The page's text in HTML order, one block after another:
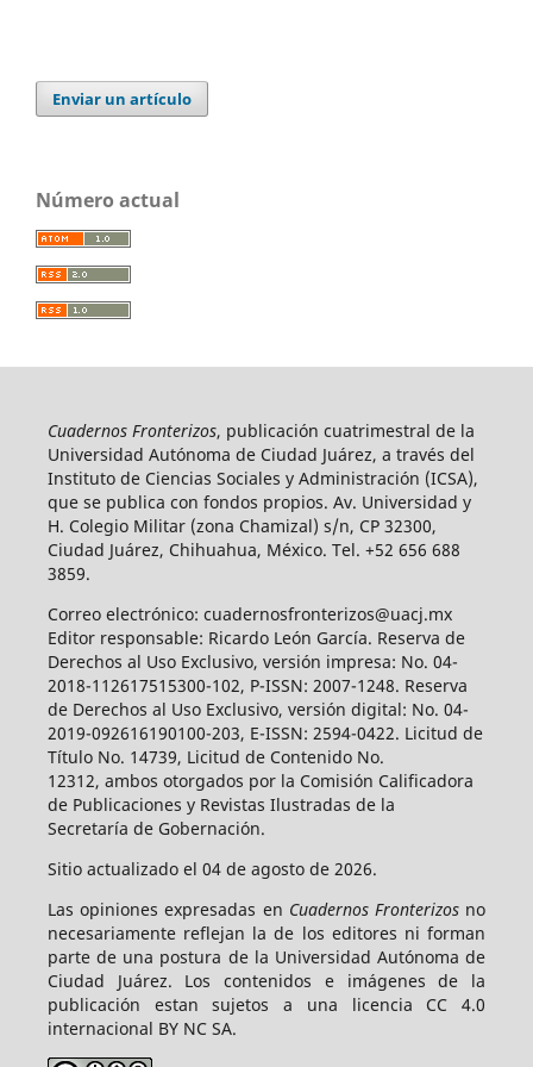
Enviar un artículo
Número actual
Cuadernos Fronterizos, publicación cuatrimestral de la
Universidad Autónoma de Ciudad Juárez, a través del
Instituto de Ciencias Sociales y Administración (ICSA),
que se publica con fondos propios. Av. Universidad y
H. Colegio Militar (zona Chamizal) s/n, CP 32300,
Ciudad Juárez, Chihuahua, México. Tel. +52 656 688
3859.
Correo electrónico: cuadernosfronterizos@uacj.mx
Editor responsable: Ricardo León García. Reserva de
Derechos al Uso Exclusivo, versión impresa: No. 04-
2018-112617515300-102, P-ISSN: 2007-1248. Reserva
de Derechos al Uso Exclusivo, versión digital: No. 04-
2019-092616190100-203, E-ISSN: 2594-0422. Licitud de
Título No. 14739, Licitud de Contenido No.
12312, ambos otorgados por la Comisión Calificadora
de Publicaciones y Revistas Ilustradas de la
Secretaría de Gobernación.
Sitio actualizado el 04 de agosto de 2026.
Las opiniones expresadas en Cuadernos Fronterizosno
necesariamente reflejan la de los editores ni forman
parte de una postura de la Universidad Autónoma de
Ciudad Juárez. Los contenidos e imágenes de la
publicación estan sujetos a una licencia CC 4.0
internacional BY NC SA.